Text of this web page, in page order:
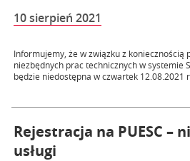
10 sierpień 2021
Informujemy, że w związku z koniecznością
niezbędnych prac technicznych w systemie
będzie niedostępna w czwartek 12.08.2021
Rejestracja na PUESC –
usługi